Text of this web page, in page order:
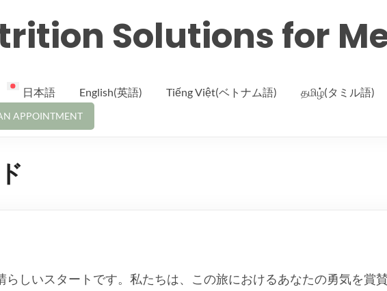
Solutions for
日本語 English(英語) Tiếng Việt(ベトナム語) தமிழ்(タミル語)
APPOINTMENT
しいスタートです。私たちは、この旅におけるあなたの勇気を賞